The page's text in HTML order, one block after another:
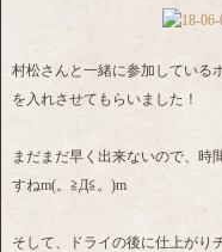
村松さんと一緒に参加している
を入れさせてもらいました！
まだまだ早く出来ないので、時
すねm(。≧Д≦。)m
そして、ドライの後に仕上がり